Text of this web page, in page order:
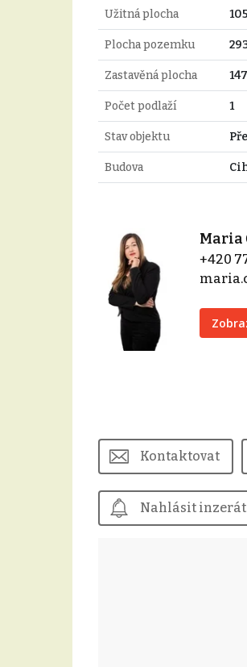
Užitná plocha
Plocha pozemku
Zastavěná plocha
Počet podlaží 1
Stav objektu
Budova
Maria
+420
Kontaktovat
Nahlásit inzerát